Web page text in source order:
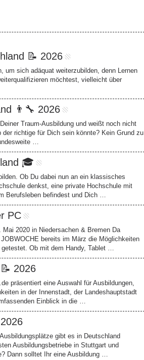
📝 2026
um sich adäquat weiterzubilden, denn Lernen
möchtest, vielleicht über
👨🔧 2026
Traum-Ausbildung und weißt noch nicht
richtige für Dich sein könnte? Kein Grund zu
…
🎓
Ob Du dabei nun an ein klassisches
denkst, eine private Hochschule mit
Berufsleben befindest und Dich …
PC
2020 in Niedersachen & Bremen Da
bereits im März die Möglichkeiten
Ob mit dem Handy, Tablet …
2026
präsentiert eine Auswahl für Ausbildungen,
in der Innenstadt, der Landeshauptstadt
Einblick in die …
gibt es in Deutschland
Ausbildungsbetriebe in Stuttgart und
Dann solltet Ihr eine Ausbildung …